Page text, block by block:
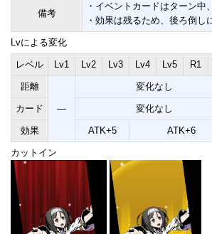
備考
・イベントカードはターン
・効果は残るため、後ろ倒し
Lvによる変化
レベル Lv1 Lv2 Lv3 Lv4 Lv5 R1
距離
―
変化なし
カード 変化なし
効果 ATK+5 ATK+6
カットイン